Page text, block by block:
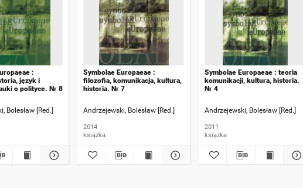
:
język i
o polityce. Nr 8
Bolesław [Red.]
Symbolae Europaeae :
filozofia, komunikacja, kultura,
historia. Nr 7
Andrzejewski, Bolesław [Red.]
2014
książka
Symbolae Europaeae : teoria
komunikacji, kultura, historia.
Nr 4
Andrzejewski, Bolesław [Red.]
2011
książka